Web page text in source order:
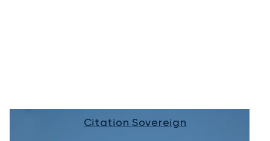
Citation Sovereign